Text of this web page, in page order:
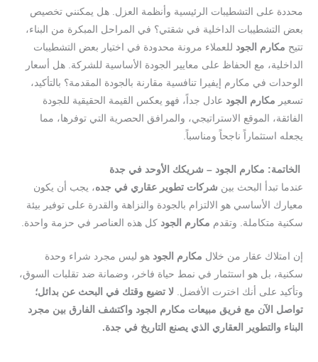
محددة على التشطيبات الرئيسية وأنظمة العزل. هل يمكنني تخصيص
بعض التشطيبات الداخلية في شقتي؟ في المراحل المبكرة من البناء،
تتيح مكارم الجود للعملاء مرونة محدودة في اختيار بعض التشطيبات
الداخلية، مع الحفاظ على معايير الجودة الأساسية للشركة. هل أسعار
الوحدات في مكارم إيفيرا تنافسية مقارنة بالجودة المقدمة؟ بالتأكيد،
تسعير مكارم الجود عادل جداً، فهو يعكس القيمة الحقيقية للجودة
الفائقة، الموقع الاستراتيجي، والمرافق الحصرية التي توفرها، مما
يجعله استثماراً ناجحاً ومناسباً.
الخاتمة: مكارم الجود – شريكك الأوحد في جدة
عندما تبدأ البحث بين شركات تطوير عقاري في جده، يجب أن يكون
معيارك الأساسي هو الالتزام بالجودة والنزاهة والقدرة على توفير بيئة
سكنية متكاملة. وتقدم مكارم الجود كل هذه العناصر في حزمة واحدة.
إن امتلاك عقار من خلال مكارم الجود هو ليس مجرد شراء وحدة
سكنية، بل هو استثمار في نمط حياة فاخر، وضمانة ضد تقلبات السوق،
وتأكيد على أنك اخترت الأفضل. لا تضيع وقتك في البحث عن بدائل؛
تواصل الآن مع فريق مبيعات مكارم الجود واكتشف الفارق بين مجرد
البناء والتطوير العقاري الذي يصنع التاريخ في جدة.